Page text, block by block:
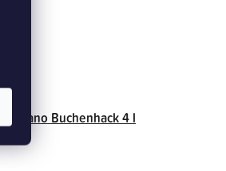
Terrano Buchenhack 4 l